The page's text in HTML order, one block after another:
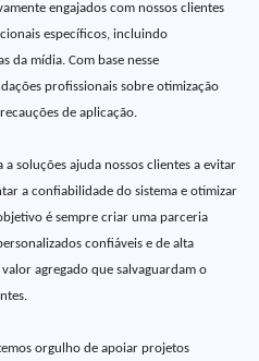
engajados com nossos clientes
específicos, incluindo
da mídia. Com base nesse
profissionais sobre otimização
de aplicação.
soluções ajuda nossos clientes a evitar
a confiabilidade do sistema e otimizar
é sempre criar uma parceria
confiáveis e de alta
agregado que salvaguardam o
orgulho de apoiar projetos